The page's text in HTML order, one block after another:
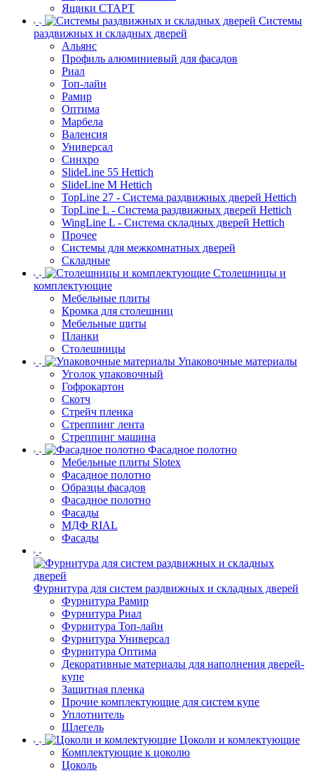
Ящики СТАРТ
Системы
раздвижных и складных дверей
Альянс
Профиль алюминиевый для фасадов
Риал
Топ-лайн
Рамир
Оптима
Марбела
Валенсия
Универсал
Синхро
SlideLine 55 Hettich
SlideLine M Hettich
TopLine 27 - Система раздвижных дверей Hettich
TopLine L - Система раздвижных дверей Hettich
WingLine L - Система складных дверей Hettich
Прочее
Системы для межкомнатных дверей
Складные
Столешницы и
комплектующие
Мебельные плиты
Кромка для столешниц
Мебельные щиты
Планки
Столешницы
Упаковочные материалы
Уголок упаковочный
Гофрокартон
Скотч
Стрейч пленка
Стреппинг лента
Стреппинг машина
Фасадное полотно
Мебельные плиты Slotex
Фасадное полотно
Образцы фасадов
Фасадное полотно
Фасады
МДФ RIAL
Фасады
Фурнитура для систем раздвижных и складных дверей
Фурнитура Рамир
Фурнитура Риал
Фурнитура Топ-лайн
Фурнитура Универсал
Фурнитура Оптима
Декоративные материалы для наполнения дверей-
купе
Защитная пленка
Прочие комплектующие для систем купе
Уплотнитель
Шлегель
Цоколи и комлектующие
Комплектующие к цоколю
Цоколь